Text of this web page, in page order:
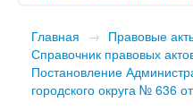
Главная → Правовые
Справочник правовых
Постановление
городского округа № 636